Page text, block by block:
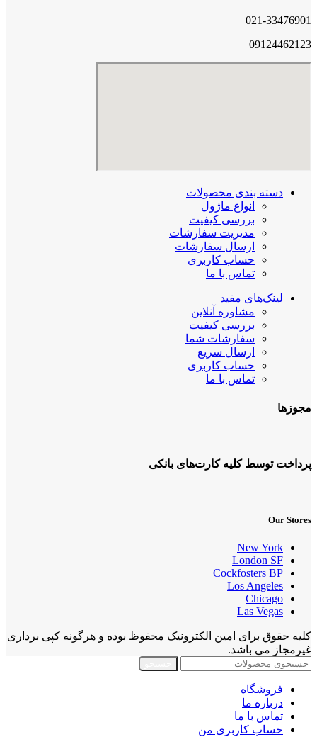
021-33476901
09124462123
دسته بندی محصولات
انواع ماژول
بررسی کیفیت
مدیریت سفارشات
ارسال سفارشات
حساب کاربری
تماس با ما
لینک‌های مفید
مشاوره آنلاین
بررسی کیفیت
سفارشات شما
ارسال سریع
حساب کاربری
تماس با ما
مجوزها
پرداخت توسط کلیه کارت‌های بانکی
Our Stores
New York
London SF
Cockfosters BP
Los Angeles
Chicago
Las Vegas
کلیه حقوق برای امین الکترونیک محفوظ بوده و هرگونه کپی برداری
غیرمجاز می باشد.
فروشگاه
درباره ما
تماس با ما
حساب کاربری من